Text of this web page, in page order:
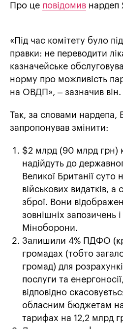
Про це повідомив нардеп
«Під час комітету було
правки: не переводити
казначейське
норму про можливість
на ОВДП», – зазначив він.
Так, за словами нардепа,
запропонував змінити:
$2 млрд (90 млрд грн)
надійдуть до
Великої Британії суто
військових видатків, а
зброї. Вони
зовнішніх запозичень
Міноборони.
Залишили 4% ПДФО
громадах (тобто
громад) для
послуги та енергоносії,
відповідно
обласним бюджетам на
тарифах на 12,2 млрд